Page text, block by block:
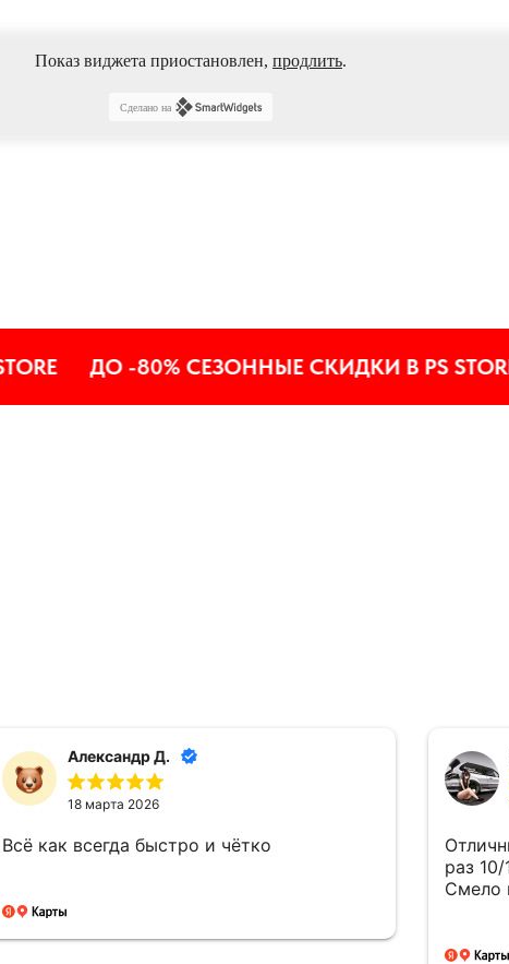
Показ виджета приостановлен, продлить.
Сделано на
ДО -80% СЕЗОННЫЕ СКИДКИ В PS STORE
Александр Д.
18 марта 2026
Всё как всегда быстро и чётко
раз
Смело